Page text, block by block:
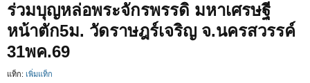
ร่วมบุญหล่อพระจักรพรรดิ มหาเศรษฐี
หน้าตัก5ม. วัดราษฎร์เจริญ จ.นครสวรรค์
31พค.69
แท็ก: เพิ่มแท็ก